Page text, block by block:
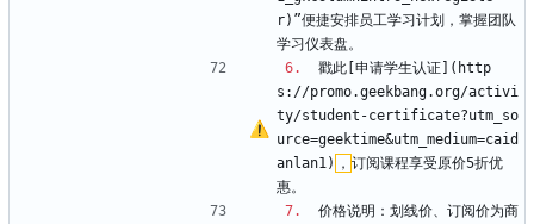
r)”便捷安排员工学习计划，掌握团队
学习仪表盘。
6.
  戳此[申请学生认证](http
s://promo.geekbang.org/activi
ty/student-certificate?utm_so
urce=geektime&utm_medium=caid
anlan1) ， 订阅课程享受原价5折优
惠。
7.
  价格说明：划线价、订阅价为商